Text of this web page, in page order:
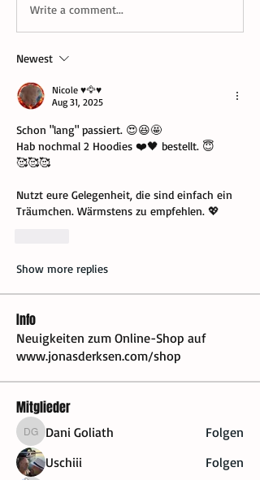
Write a comment...
Newest
Nicole ♥️🦅♥️
Aug 31, 2025
Schon "lang" passiert. 😍😆🤩
Hab nochmal 2 Hoodies ❤️🖤 bestellt. 😇
🥰🥰🥰
Nutzt eure Gelegenheit, die sind einfach ein
Träumchen. Wärmstens zu empfehlen. 💖
Show more replies
Info
Neuigkeiten zum Online-Shop auf
www.jonasderksen.com/shop
Mitglieder
Dani Goliath
Dani Goliath
Folgen
Uschiii
Folgen